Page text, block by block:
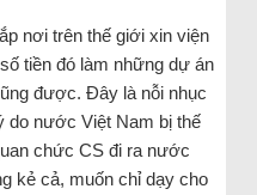
nơi trên thế giới xin viện
tiền đó làm những dự án
được. Đây là nỗi nhục
do nước Việt Nam bị thế
chức CS đi ra nước
kẻ cả, muốn chỉ dạy cho